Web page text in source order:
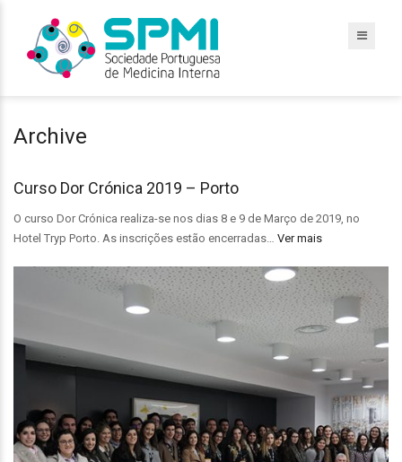
Archive
Curso Dor Crónica 2019 – Porto
O curso Dor Crónica realiza-se nos dias 8 e 9 de Março de 2019, no
Hotel Tryp Porto. As inscrições estão encerradas… Ver mais